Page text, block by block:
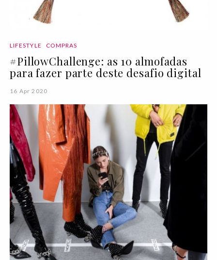
LIFESTYLE COMPRAS
#PillowChallenge: as 10 almofadas
para fazer parte deste desafio digital
16 Apr 2020